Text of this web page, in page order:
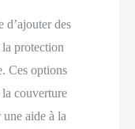
d’ajouter des
protection
Ces options
couverture
aide à la